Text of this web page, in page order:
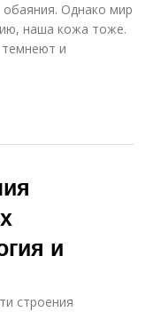
обаяния. Однако мир
наша кожа тоже.
и
и
строения